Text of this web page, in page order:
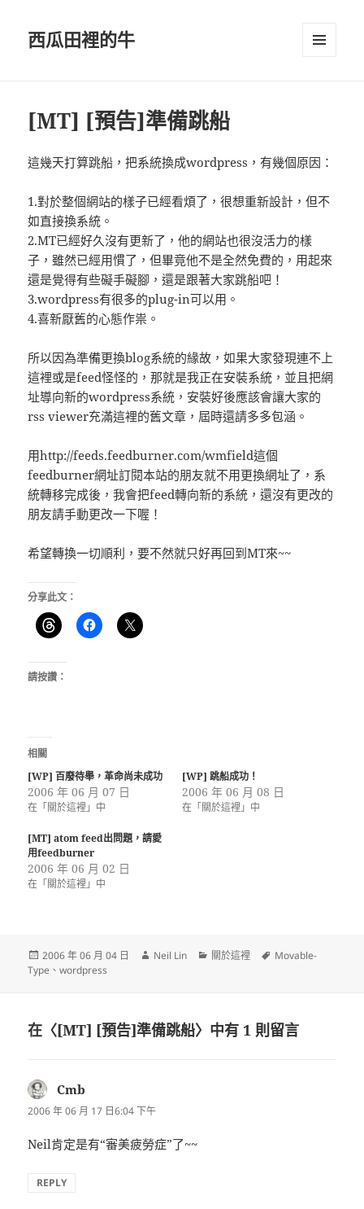
西瓜田裡的牛
[MT] [預告]準備跳船
這幾天打算跳船，把系統換成wordpress，有幾個原因：
1.對於整個網站的樣子已經看煩了，很想重新設計，但不
如直接換系統。
2.MT已經好久沒有更新了，他的網站也很沒活力的樣
子，雖然已經用慣了，但畢竟他不是全然免費的，用起來
還是覺得有些礙手礙腳，還是跟著大家跳船吧！
3.wordpress有很多的plug-in可以用。
4.喜新厭舊的心態作祟。
所以因為準備更換blog系統的緣故，如果大家發現連不上
這裡或是feed怪怪的，那就是我正在安裝系統，並且把網
址導向新的wordpress系統，安裝好後應該會讓大家的
rss viewer充滿這裡的舊文章，屆時還請多多包涵。
用http://feeds.feedburner.com/wmfield這個
feedburner網址訂閱本站的朋友就不用更換網址了，系
統轉移完成後，我會把feed轉向新的系統，還沒有更改的
朋友請手動更改一下喔！
希望轉換一切順利，要不然就只好再回到MT來~~
分享此文：
請按讚：
相關
[WP] 百廢待舉，革命尚未成功
2006 年 06 月 07 日
在「關於這裡」中
[WP] 跳船成功！
2006 年 06 月 08 日
在「關於這裡」中
[MT] atom feed出問題，請愛
用feedburner
2006 年 06 月 02 日
在「關於這裡」中
發
佈
2006 年 06 月 04 日
作
Neil Lin
分
關於這裡
標
Movable-
Type 、wordpress
在〈[MT] [預告]準備跳船〉中有 1 則留言
Cmb
示:
2006 年 06 月 17 日6:04 下午
Neil肯定是有“審美疲勞症”了~~
REPLY